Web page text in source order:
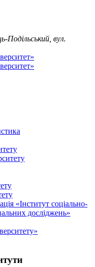
Подільський, вул.
«Інститут соціально-
досліджень»